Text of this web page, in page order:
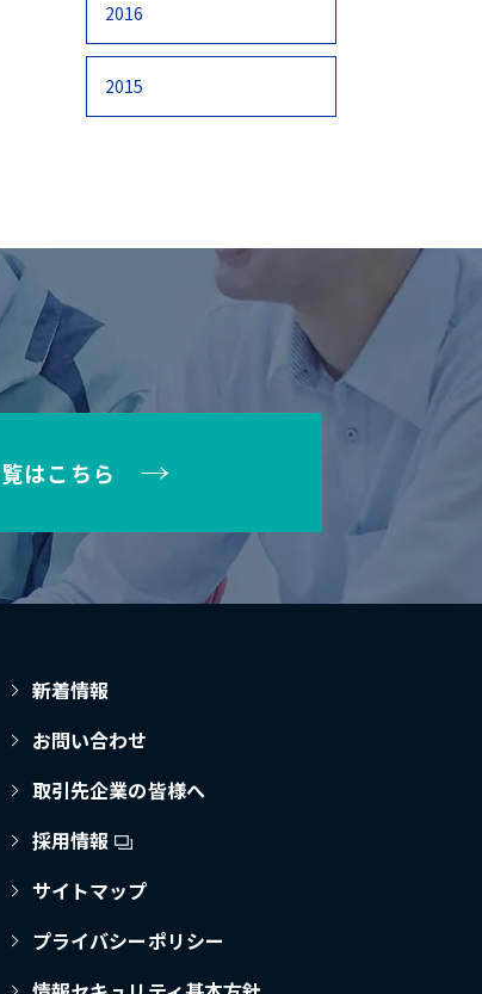
2016
2015
はこちら
新着情報
お問い合わせ
取引先企業の皆様へ
採用情報
サイトマップ
プライバシーポリシー